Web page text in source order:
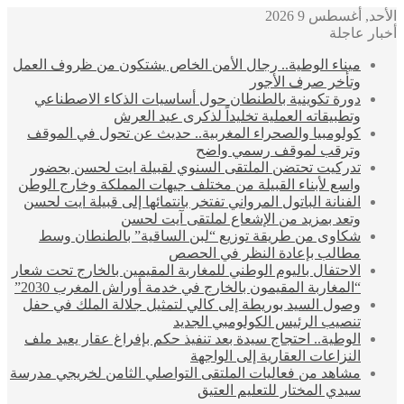
الأحد, أغسطس 9 2026
أخبار عاجلة
ميناء الوطية.. رجال الأمن الخاص يشتكون من ظروف العمل
وتأخر صرف الأجور
دورة تكوينية بالطنطان حول أساسيات الذكاء الاصطناعي
وتطبيقاته العملية تخليداً لذكرى عيد العرش
كولومبيا والصحراء المغربية.. حديث عن تحول في الموقف
وترقب لموقف رسمي واضح
تدركيت تحتضن الملتقى السنوي لقبيلة ايت لحسن بحضور
واسع لأبناء القبيلة من مختلف جيهات المملكة وخارج الوطن
الفنانة الباتول المرواني تفتخر بانتمائها إلى قبيلة ايت لحسن
وتعد بمزيد من الإشعاع لملتقى آيت لحسن
شكاوى من طريقة توزيع “لبن الساقية” بالطنطان وسط
مطالب بإعادة النظر في الحصص
الاحتفال باليوم الوطني للمغاربة المقيمين بالخارج تحت شعار
“المغاربة المقيمون بالخارج في خدمة أوراش المغرب 2030”
وصول السيد بوريطة إلى كالي لتمثيل جلالة الملك في حفل
تنصيب الرئيس الكولومبي الجديد
الوطية.. احتجاج سيدة بعد تنفيذ حكم بإفراغ عقار يعيد ملف
النزاعات العقارية إلى الواجهة
مشاهد من فعاليات الملتقى التواصلي الثامن لخريجي مدرسة
سيدي المختار للتعليم العتيق